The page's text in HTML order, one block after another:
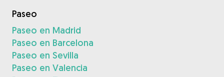
Paseo
Paseo en Madrid
Paseo en Barcelona
Paseo en Sevilla
Paseo en Valencia